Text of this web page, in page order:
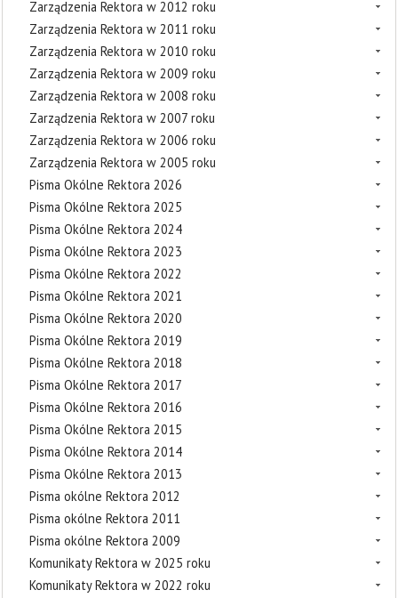
Zarządzenia Rektora w 2012 roku
Zarządzenia Rektora w 2011 roku
Zarządzenia Rektora w 2010 roku
Zarządzenia Rektora w 2009 roku
Zarządzenia Rektora w 2008 roku
Zarządzenia Rektora w 2007 roku
Zarządzenia Rektora w 2006 roku
Zarządzenia Rektora w 2005 roku
Pisma Okólne Rektora 2026
Pisma Okólne Rektora 2025
Pisma Okólne Rektora 2024
Pisma Okólne Rektora 2023
Pisma Okólne Rektora 2022
Pisma Okólne Rektora 2021
Pisma Okólne Rektora 2020
Pisma Okólne Rektora 2019
Pisma Okólne Rektora 2018
Pisma Okólne Rektora 2017
Pisma Okólne Rektora 2016
Pisma Okólne Rektora 2015
Pisma Okólne Rektora 2014
Pisma Okólne Rektora 2013
Pisma okólne Rektora 2012
Pisma okólne Rektora 2011
Pisma okólne Rektora 2009
Komunikaty Rektora w 2025 roku
Komunikaty Rektora w 2022 roku